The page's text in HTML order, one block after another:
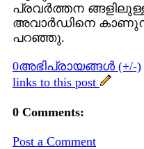
പ്രവര്‍ത്തന
അവാര്‍ഡിനെ
പറഞ്ഞു.
0അഭിപ്രായങ്ങള്‍ (+/-)
links to this post
0 Comments:
Post a Comment